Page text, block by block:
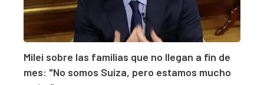
Milei sobre las familias que no llegan a fin de
mes: "No somos Suiza, pero estamos mucho